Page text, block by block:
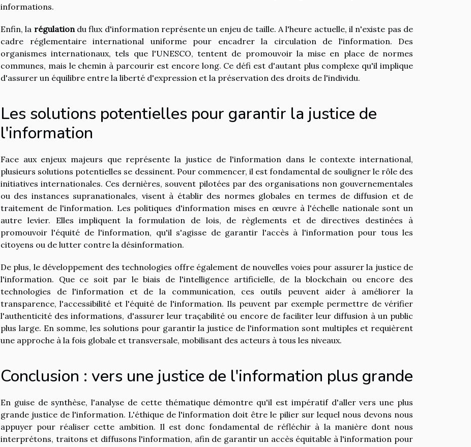
informations.
Enfin, la régulation du flux d'information représente un enjeu de taille. A l'heure actuelle, il n'existe pas de
cadre réglementaire international uniforme pour encadrer la circulation de l'information. Des
organismes internationaux, tels que l'UNESCO, tentent de promouvoir la mise en place de normes
communes, mais le chemin à parcourir est encore long. Ce défi est d'autant plus complexe qu'il implique
d'assurer un équilibre entre la liberté d'expression et la préservation des droits de l'individu.
Les solutions potentielles pour garantir la justice de
l'information
Face aux enjeux majeurs que représente la justice de l'information dans le contexte international,
plusieurs solutions potentielles se dessinent. Pour commencer, il est fondamental de souligner le rôle des
initiatives internationales. Ces dernières, souvent pilotées par des organisations non gouvernementales
ou des instances supranationales, visent à établir des normes globales en termes de diffusion et de
traitement de l'information. Les politiques d'information mises en œuvre à l'échelle nationale sont un
autre levier. Elles impliquent la formulation de lois, de règlements et de directives destinées à
promouvoir l'équité de l'information, qu'il s'agisse de garantir l'accès à l'information pour tous les
citoyens ou de lutter contre la désinformation.
De plus, le développement des technologies offre également de nouvelles voies pour assurer la justice de
l'information. Que ce soit par le biais de l'intelligence artificielle, de la blockchain ou encore des
technologies de l'information et de la communication, ces outils peuvent aider à améliorer la
transparence, l'accessibilité et l'équité de l'information. Ils peuvent par exemple permettre de vérifier
l'authenticité des informations, d'assurer leur traçabilité ou encore de faciliter leur diffusion à un public
plus large. En somme, les solutions pour garantir la justice de l'information sont multiples et requièrent
une approche à la fois globale et transversale, mobilisant des acteurs à tous les niveaux.
Conclusion : vers une justice de l'information plus grande
En guise de synthèse, l'analyse de cette thématique démontre qu'il est impératif d'aller vers une plus
grande justice de l'information. L'éthique de l'information doit être le pilier sur lequel nous devons nous
appuyer pour réaliser cette ambition. Il est donc fondamental de réfléchir à la manière dont nous
interprétons, traitons et diffusons l'information, afin de garantir un accès équitable à l'information pour